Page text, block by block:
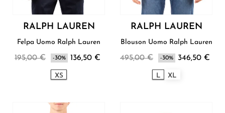
RALPH LAUREN
Felpa Uomo Ralph Lauren
195,00 € -30% 136,50 €
XS
RALPH LAUREN
Blouson Uomo Ralph Lauren
495,00 € -30% 346,50 €
L XL